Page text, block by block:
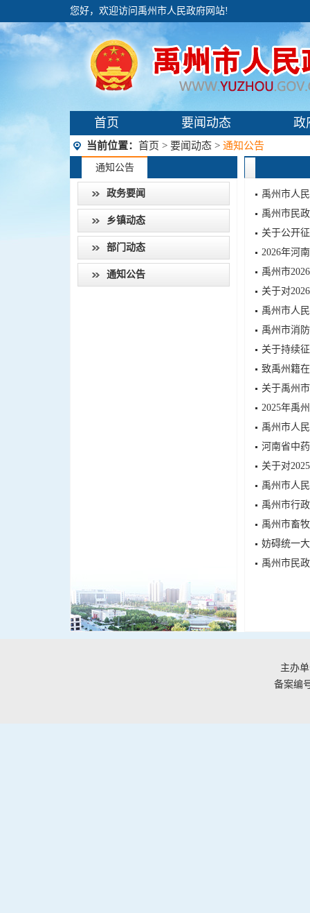
您好，欢迎访问禹州市人民政府网站!
首页 要闻动态 政
当前位置： 首页 > 要闻动态 > 通知公告
通知公告
政务要闻
乡镇动态
部门动态
通知公告
禹州市人
禹州市民
2026年河
禹州市
关于对
禹州市人
禹州市消
关于持续
致禹州籍
关于禹州
2025年禹
禹州市人
河南省中
关于对
禹州市人
禹州市行
禹州市畜
妨碍统一
禹州市民
主办
备案编